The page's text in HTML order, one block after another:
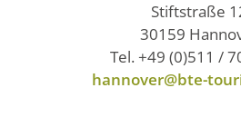
Stiftstraße
30159
Tel. +49 (0)511 /
hannover@bte-